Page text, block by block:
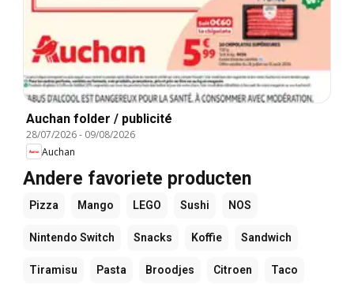
Auchan folder / publicité
28/07/2026- 09/08/2026
Auchan
Andere favoriete producten
Pizza Mango LEGO Sushi NOS
Nintendo Switch Snacks Koffie Sandwich
Tiramisu Pasta Broodjes Citroen Taco